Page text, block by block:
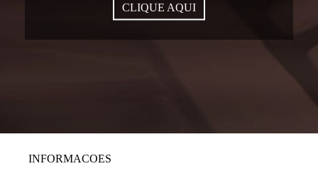
CLIQUE AQUI
INFORMACOES